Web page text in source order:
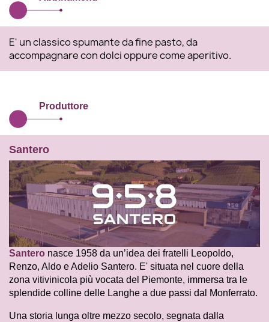
E' un classico spumante da fine pasto, da
accompagnare con dolci oppure come aperitivo.
Produttore
Santero
Santero nasce 1958 da un’idea dei fratelli Leopoldo,
Renzo, Aldo e Adelio Santero. E' situata nel cuore della
zona vitivinicola più vocata del Piemonte, immersa tra le
splendide colline delle Langhe a due passi dal Monferrato.
Una storia lunga oltre mezzo secolo, segnata dalla